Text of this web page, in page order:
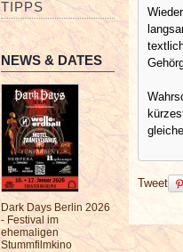
TIPPS
NEWS & DATES
Dark Days Berlin 2026
- Festival im
ehemaligen
Stummfilmkino
Tweet